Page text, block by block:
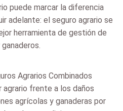
puede marcar la diferencia
adelante: el seguro agrario se
herramienta de gestión de
Agrarios Combinados
frente a los daños
agrícolas y ganaderas por